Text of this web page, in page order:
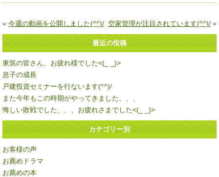
« 今週の動画を公開しました(^^)/ 空家管理が注目されています(^^)/ »
最近の投稿
東筑の皆さん、お疲れ様でした<(_ _)>
息子の成長
戸建投資セミナーを行ないます(^^)/
また今年もこの時期がやってきました、、、
悔しい敗戦でした、、、お疲れさまでした<(_ _)>
カテゴリー別
お客様の声
お薦めドラマ
お薦めの本